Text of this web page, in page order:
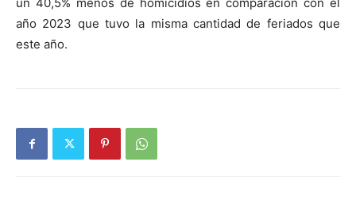
año 2023 que tuvo la misma cantidad de feriados que
este año.